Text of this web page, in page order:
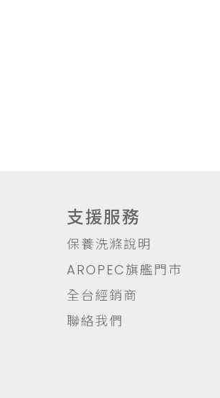
支援服務
保養洗滌說明
AROPEC旗艦門市
全台經銷商
聯絡我們